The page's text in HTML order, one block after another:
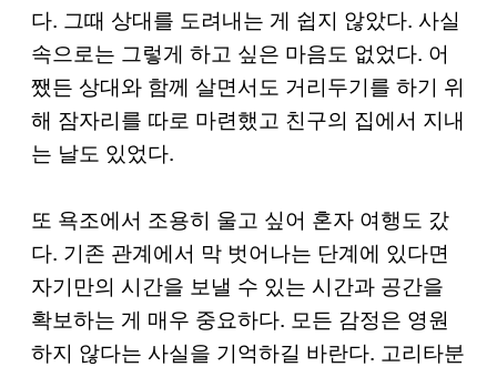
다. 그때 상대를 도려내는 게 쉽지 않았다. 사실
속으로는 그렇게 하고 싶은 마음도 없었다. 어
쨌든 상대와 함께 살면서도 거리두기를 하기 위
해 잠자리를 따로 마련했고 친구의 집에서 지내
는 날도 있었다.
또 욕조에서 조용히 울고 싶어 혼자 여행도 갔
다. 기존 관계에서 막 벗어나는 단계에 있다면
자기만의 시간을 보낼 수 있는 시간과 공간을
확보하는 게 매우 중요하다. 모든 감정은 영원
하지 않다는 사실을 기억하길 바란다. 고리타분